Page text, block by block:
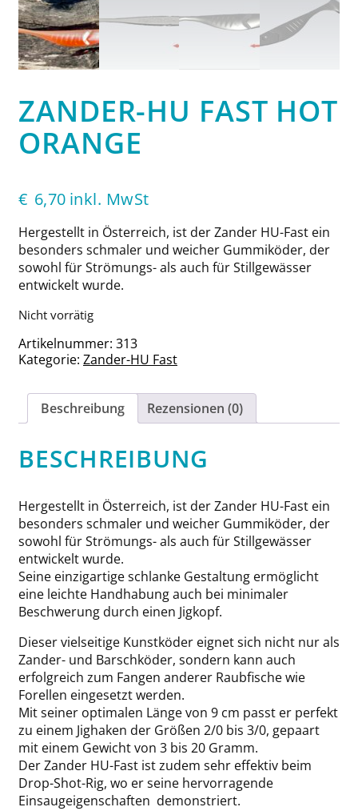
ZANDER-HU FAST HOT
ORANGE
€ 6,70 inkl. MwSt
Hergestellt in Österreich, ist der Zander HU-Fast ein
besonders schmaler und weicher Gummiköder, der
sowohl für Strömungs- als auch für Stillgewässer
entwickelt wurde.
Nicht vorrätig
Artikelnummer: 313
Kategorie: Zander-HU Fast
Beschreibung Rezensionen (0)
BESCHREIBUNG
Hergestellt in Österreich, ist der Zander HU-Fast ein
besonders schmaler und weicher Gummiköder, der
sowohl für Strömungs- als auch für Stillgewässer
entwickelt wurde.
Seine einzigartige schlanke Gestaltung ermöglicht
eine leichte Handhabung auch bei minimaler
Beschwerung durch einen Jigkopf.
Dieser vielseitige Kunstköder eignet sich nicht nur als
Zander- und Barschköder, sondern kann auch
erfolgreich zum Fangen anderer Raubfische wie
Forellen eingesetzt werden.
Mit seiner optimalen Länge von 9 cm passt er perfekt
zu einem Jighaken der Größen 2/0 bis 3/0, gepaart
mit einem Gewicht von 3 bis 20 Gramm.
Der Zander HU-Fast ist zudem sehr effektiv beim
Drop-Shot-Rig, wo er seine hervorragende
Einsaugeigenschaften demonstriert.